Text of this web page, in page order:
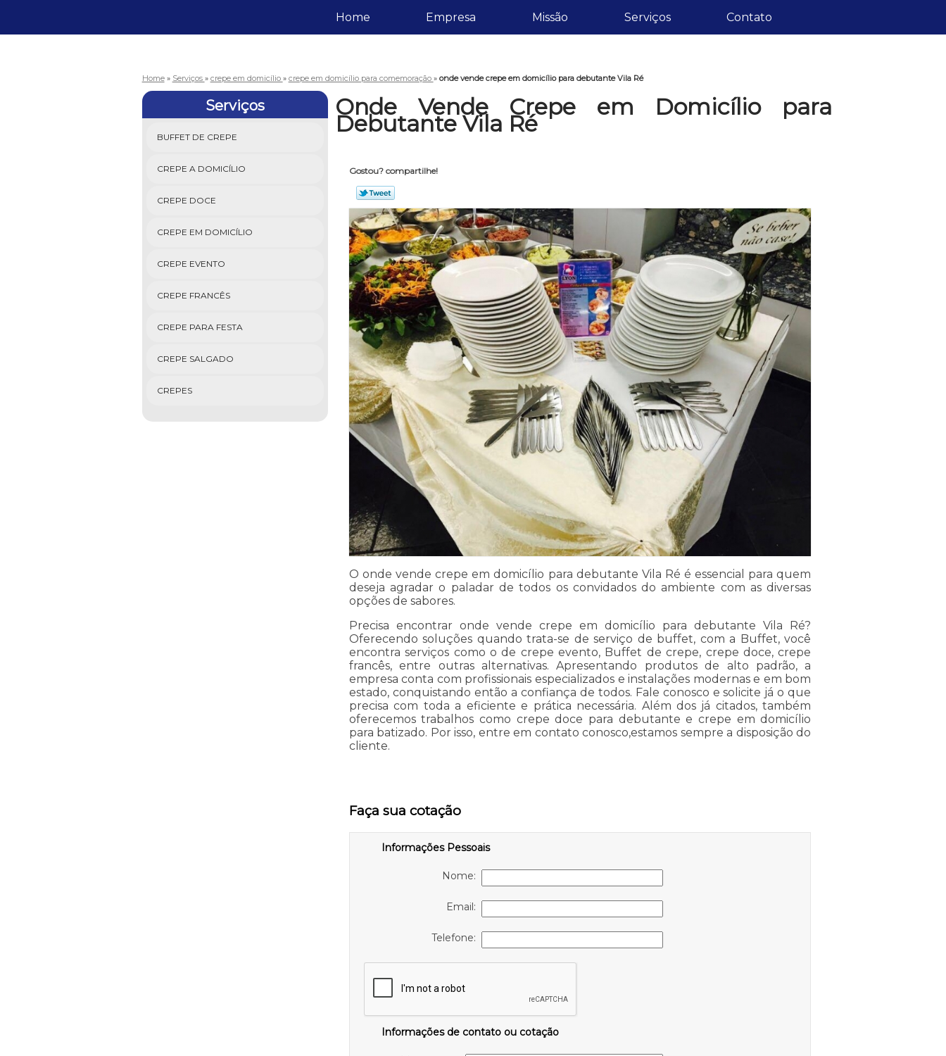
Home Empresa Missão Serviços Contato
Home » Serviços » crepe em domicílio » crepe em domicílio para comemoração » onde vende crepe em domicílio para debutante Vila Ré
Serviços
BUFFET DE CREPE
CREPE A DOMICÍLIO
CREPE DOCE
CREPE EM DOMICÍLIO
CREPE EVENTO
CREPE FRANCÊS
CREPE PARA FESTA
CREPE SALGADO
CREPES
Onde Vende Crepe em Domicílio para
Debutante Vila Ré
Gostou? compartilhe!
O onde vende crepe em domicílio para debutante Vila Ré é essencial para quem
deseja agradar o paladar de todos os convidados do ambiente com as diversas
opções de sabores.
Precisa encontrar onde vende crepe em domicílio para debutante Vila Ré?
Oferecendo soluções quando trata-se de serviço de buffet, com a Buffet, você
encontra serviços como o de crepe evento, Buffet de crepe, crepe doce, crepe
francês, entre outras alternativas. Apresentando produtos de alto padrão, a
empresa conta com profissionais especializados e instalações modernas e em bom
estado, conquistando então a confiança de todos. Fale conosco e solicite já o que
precisa com toda a eficiente e prática necessária. Além dos já citados, também
oferecemos trabalhos como crepe doce para debutante e crepe em domicílio
para batizado. Por isso, entre em contato conosco,estamos sempre a disposição do
cliente.
Faça sua cotação
Informações Pessoais
Nome:
Email:
Telefone:
Informações de contato ou cotação